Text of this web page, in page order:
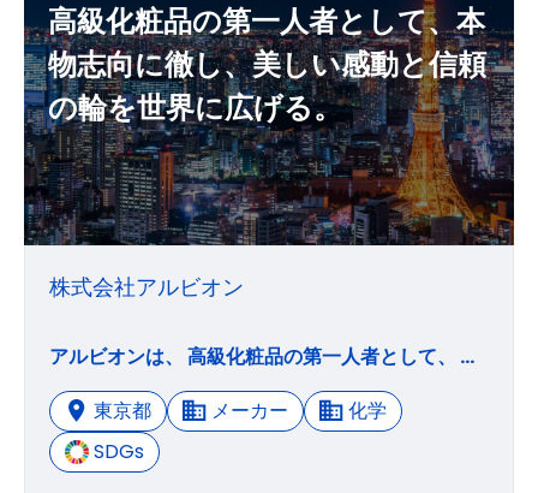
高級化粧品の第一人者として、本
物志向に徹し、美しい感動と信頼
の輪を世界に広げる。
株式会社アルビオン
アルビオンは、 高級化粧品の第一人者として、 本物志向に徹し、 美しい感動と信頼の輪を世界に広げる。 この経営理念は、私たちの存在理由ならびに実現すべき“姿（ビジョン）”を表しています。 私たちアルビオンは、この経営理念のもと、 高級品にふさわしい品質やサービスを追求し続けてまいります。 「素肌と生きる。」 1996年（平成8年）、創立40周年を機に、 アルビオンの原点であるスキンケアをテーマにしたメッセージを改めて掲げました。 創業当初から貫いている、「素肌」に寄り添い、「素肌」で感じ、「素肌」で考える、 “肌実感”“効果実感”からはじまる商品づくりへの姿勢を表しています。
東京都
メーカー
化学
SDGs